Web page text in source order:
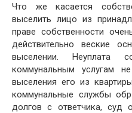
Что же касается
выселить лицо из
праве собственности
действительно веские
выселении. Неуплата
коммунальным услугам
выселения его из
коммунальные службы
долгов с ответчика, суд